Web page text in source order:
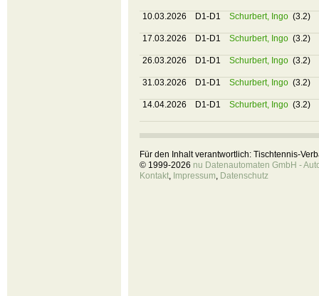
10.03.2026 D1-D1 Schurbert, Ingo (3.2)
17.03.2026 D1-D1 Schurbert, Ingo (3.2)
26.03.2026 D1-D1 Schurbert, Ingo (3.2)
31.03.2026 D1-D1 Schurbert, Ingo (3.2)
14.04.2026 D1-D1 Schurbert, Ingo (3.2)
Für den Inhalt verantwortlich: Tischtennis-
© 1999-2026 nu Datenautomaten GmbH -
Kontakt, Impressum, Datenschutz